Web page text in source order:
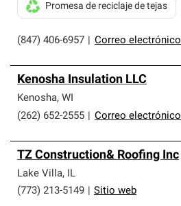
(847) 406-6957 Correo electrónico
Promesa de reciclaje de tejas
Kenosha Insulation LLC
Kenosha, WI
(262) 652-2555
Correo electrónico
TZ Construction& Roofing Inc
Lake Villa, IL
(773) 213-5149
Sitio web